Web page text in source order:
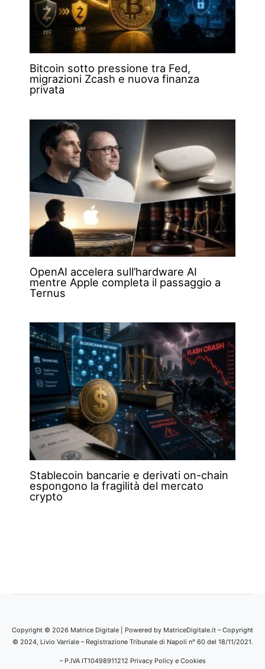
Bitcoin sotto pressione tra Fed,
migrazioni Zcash e nuova finanza
privata
OpenAI accelera sull’hardware AI
mentre Apple completa il passaggio a
Ternus
Stablecoin bancarie e derivati on-chain
espongono la fragilità del mercato
crypto
Copyright © 2026 Matrice Digitale | Powered by MatriceDigitale.it – Copyright
© 2024, Livio Varriale – Registrazione Tribunale di Napoli n° 60 del 18/11/2021.
– P.IVA IT10498911212 Privacy Policy e Cookies